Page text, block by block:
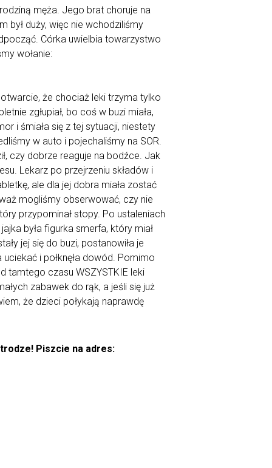
męża. Jego brat choruje na
był duży, więc nie wchodziliśmy
Córka uwielbia towarzystwo
wołanie:
otwarcie, że chociaż leki trzyma tylko
zgłupiał, bo coś w buzi miała,
i śmiała się z tej sytuacji, niestety
w auto i pojechaliśmy na SOR.
czy dobrze reaguje na bodźce. Jak
Lekarz po przejrzeniu składów i
ale dla jej dobra miała zostać
mogliśmy obserwować, czy nie
przypominał stopy. Po ustaleniach
była figurka smerfa, który miał
jej się do buzi, postanowiła je
i połknęła dowód. Pomimo
tamtego czasu WSZYSTKIE leki
zabawek do rąk, a jeśli się już
że dzieci połykają naprawdę
Piszcie na adres: